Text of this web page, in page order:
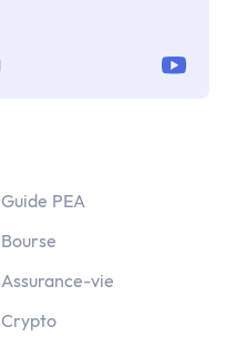
Guide PEA
Bourse
Assurance-vie
Crypto